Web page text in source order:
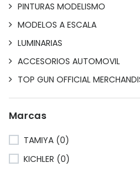
PINTURAS MODELISMO
MODELOS A ESCALA
LUMINARIAS
ACCESORIOS AUTOMOVIL
TOP GUN OFFICIAL
Marcas
TAMIYA (0)
KICHLER (0)